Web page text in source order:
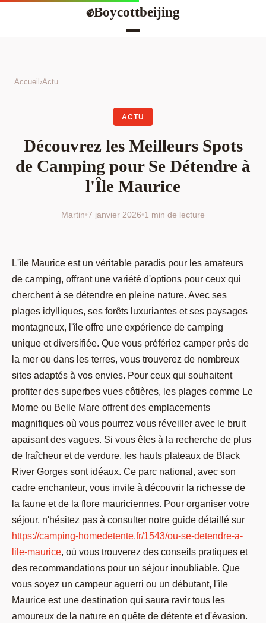
✊Boycottbeijing
Accueil ›Actu
ACTU
Découvrez les Meilleurs Spots
de Camping pour Se Détendre à
l'Île Maurice
Martin•7 janvier 2026•1 min de lecture
L'île Maurice est un véritable paradis pour les amateurs
de camping, offrant une variété d'options pour ceux qui
cherchent à se détendre en pleine nature. Avec ses
plages idylliques, ses forêts luxuriantes et ses paysages
montagneux, l'île offre une expérience de camping
unique et diversifiée. Que vous préfériez camper près de
la mer ou dans les terres, vous trouverez de nombreux
sites adaptés à vos envies. Pour ceux qui souhaitent
profiter des superbes vues côtières, les plages comme Le
Morne ou Belle Mare offrent des emplacements
magnifiques où vous pourrez vous réveiller avec le bruit
apaisant des vagues. Si vous êtes à la recherche de plus
de fraîcheur et de verdure, les hauts plateaux de Black
River Gorges sont idéaux. Ce parc national, avec son
cadre enchanteur, vous invite à découvrir la richesse de
la faune et de la flore mauriciennes. Pour organiser votre
séjour, n'hésitez pas à consulter notre guide détaillé sur
https://camping-homedetente.fr/1543/ou-se-detendre-a-
lile-maurice, où vous trouverez des conseils pratiques et
des recommandations pour un séjour inoubliable. Que
vous soyez un campeur aguerri ou un débutant, l'île
Maurice est une destination qui saura ravir tous les
amoureux de la nature en quête de détente et d'évasion.